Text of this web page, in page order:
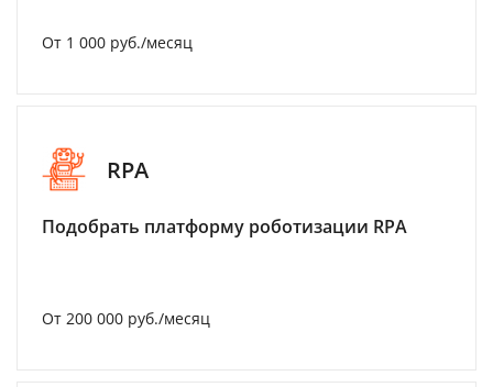
От 1 000 руб./месяц
RPA
Подобрать платформу роботизации RPA
От 200 000 руб./месяц